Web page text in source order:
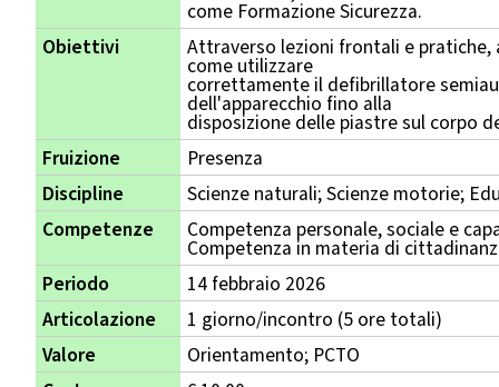
come Formazione Sicurezza.
Obiettivi
Attraverso lezioni frontali e
come utilizzare
correttamente il defibrillatore
dell'apparecchio fino alla
disposizione delle piastre sul corpo
Fruizione
Presenza
Discipline
Scienze naturali; Scienze motorie;
Competenze
Competenza personale, sociale e
Competenza in materia di
Periodo
14 febbraio 2026
Articolazione
1 giorno/incontro (5 ore totali)
Valore
Orientamento; PCTO